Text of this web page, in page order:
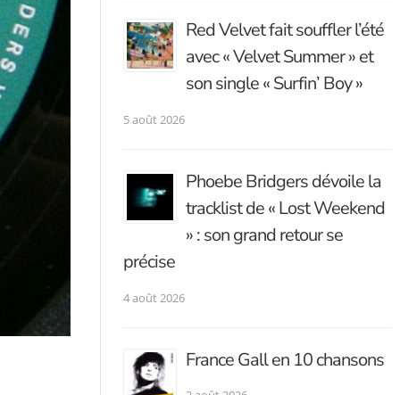
Red Velvet fait souffler l’été
avec « Velvet Summer » et
son single « Surfin’ Boy »
5 août 2026
Phoebe Bridgers dévoile la
tracklist de « Lost Weekend
» : son grand retour se
précise
4 août 2026
France Gall en 10 chansons